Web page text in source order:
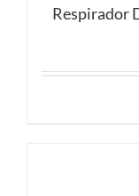
Respirador